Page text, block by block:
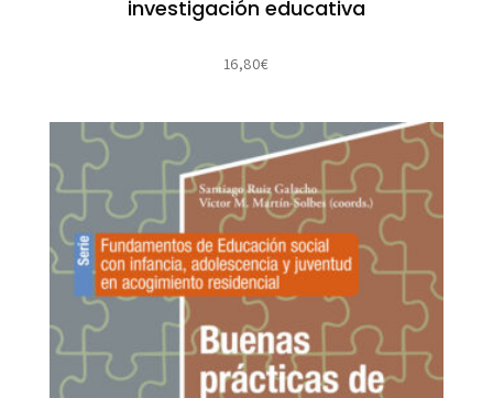
investigación educativa
16,80€